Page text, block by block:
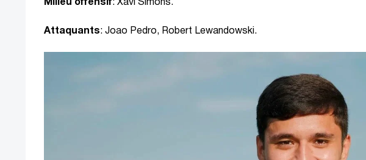
Milieu offensif: Xavi Simons.
Attaquants: Joao Pedro, Robert Lewandowski.